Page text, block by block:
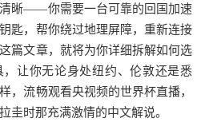
晰——你需要一台可靠的回国加速
匙，帮你绕过地理屏障，重新连接
篇文章，就将为你详细拆解如何选
让你无论身处纽约、伦敦还是悉
，流畅观看央视频的世界杯直播，
圭时那充满激情的中文解说。